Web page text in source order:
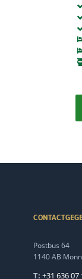
Postbus 64
1140 AB
T: +31 636 07